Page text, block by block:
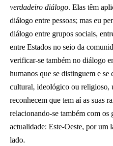
verdadeiro diálogo. Elas têm
diálogo entre pessoas; mas eu
diálogo entre grupos sociais,
entre Estados no seio da
verificar-se também no diálogo
humanos que se distinguem e
cultural, ideológico ou religioso,
reconhecem que tem aí as suas
relacionando-se também com os
actualidade: Este-Oeste, por um
lado.